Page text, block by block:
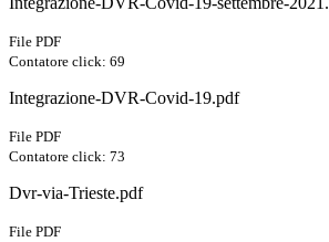
File PDF
Contatore click: 69
Integrazione-DVR-Covid-19.pdf
File PDF
Contatore click: 73
Dvr-via-Trieste.pdf
File PDF